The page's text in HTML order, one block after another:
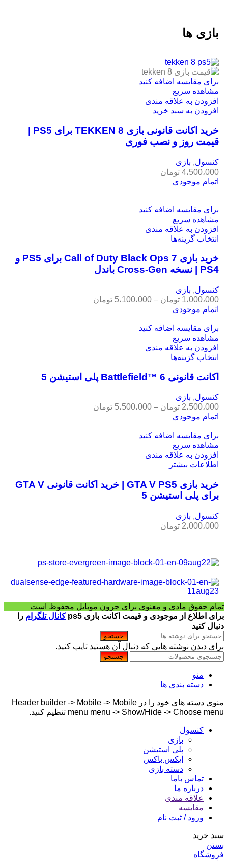
بازی ها
برای مقایسه اضافه کنید
مشاهده سریع
افزودن به علاقه مندی
افزودن به سبد خرید
خرید اکانت قانونی بازی TEKKEN 8 برای PS5 |
قیمت روز و نصب فوری
کنسول, بازی
4،500،000 تومان
اتمام موجودی
برای مقایسه اضافه کنید
مشاهده سریع
افزودن به علاقه مندی
انتخاب گزینه‌ها
خرید بازی Call of Duty Black Ops 7 برای PS5 و
PS4 | نسخه Cross-Gen باندل
کنسول, بازی
1،000،000 تومان – 5،100،000 تومان
اتمام موجودی
برای مقایسه اضافه کنید
مشاهده سریع
افزودن به علاقه مندی
انتخاب گزینه‌ها
اکانت قانونی Battlefield™ 6 پلی استیشن 5
کنسول, بازی
2،500،000 تومان – 5،500،000 تومان
اتمام موجودی
برای مقایسه اضافه کنید
مشاهده سریع
افزودن به علاقه مندی
اطلاعات بیشتر
خرید بازی GTA V PS5 | خرید اکانت قانونی GTA V
برای پلی استیشن 5
کنسول, بازی
2،000،000 تومان
تمام حقوق مادی و معنوی برای جرون موبایل محفوظ است
برای اطلاع از موجودی و قیمت اکانت بازی ps5
کانال تلگرام را
دنبال کنید
جستجو
برای دیدن نوشته هایی که دنبال آن هستید تایپ کنید.
جستجو
منو
دسته بندی ها
منوی دسته های خود را در Header builder -> Mobile -> Mobile
menu menu -> Show/Hide -> Choose menu تنظیم کنید.
کنسول
بازی
پلی استیشن
ایکس باکس
دسته بازی
تماس باما
درباره ما
علاقه مندی
مقایسه
ورود / ثبت نام
سبد خرید
بستن
فروشگاه